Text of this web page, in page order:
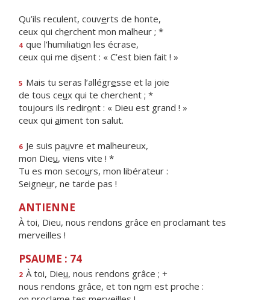
Qu’ils reculent, couverts de honte,
ceux qui cherchent mon malheur ; *
4 que l’humiliation les écrase,
ceux qui me disent : « C’est bien fait ! »
5 Mais tu seras l’allégresse et la joie
de tous ceux qui te cherchent ; *
toujours ils rediront : « Dieu est grand ! »
ceux qui aiment ton salut.
6 Je suis pauvre et malheureux,
mon Dieu, viens vite ! *
Tu es mon secours, mon libérateur :
Seigneur, ne tarde pas !
ANTIENNE
À toi, Dieu, nous rendons grâce en proclamant tes
merveilles !
PSAUME : 74
2 À toi, Dieu, nous rendons grâce ; +
nous rendons grâce, et ton nom est proche :